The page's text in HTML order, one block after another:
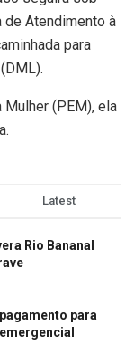
de Atendimento à
para
(PEM), ela
Latest
Rio Bananal
para